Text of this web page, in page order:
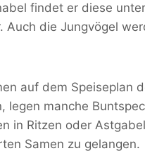
findet er diese
Auch die Jungvögel
auf dem Speiseplan
legen manche
in Ritzen oder
Samen zu gelangen.